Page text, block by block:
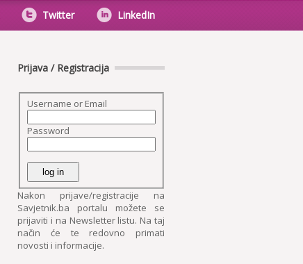
Twitter LinkedIn
Prijava / Registracija
Username or Email
Password
Nakon prijave/registracije na
Savjetnik.ba portalu možete se
prijaviti i na Newsletter listu. Na taj
način će te redovno primati
novosti i informacije.